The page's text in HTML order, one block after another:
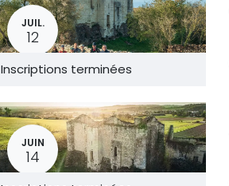
JUIL.
12
Inscriptions terminées
JUIN
14